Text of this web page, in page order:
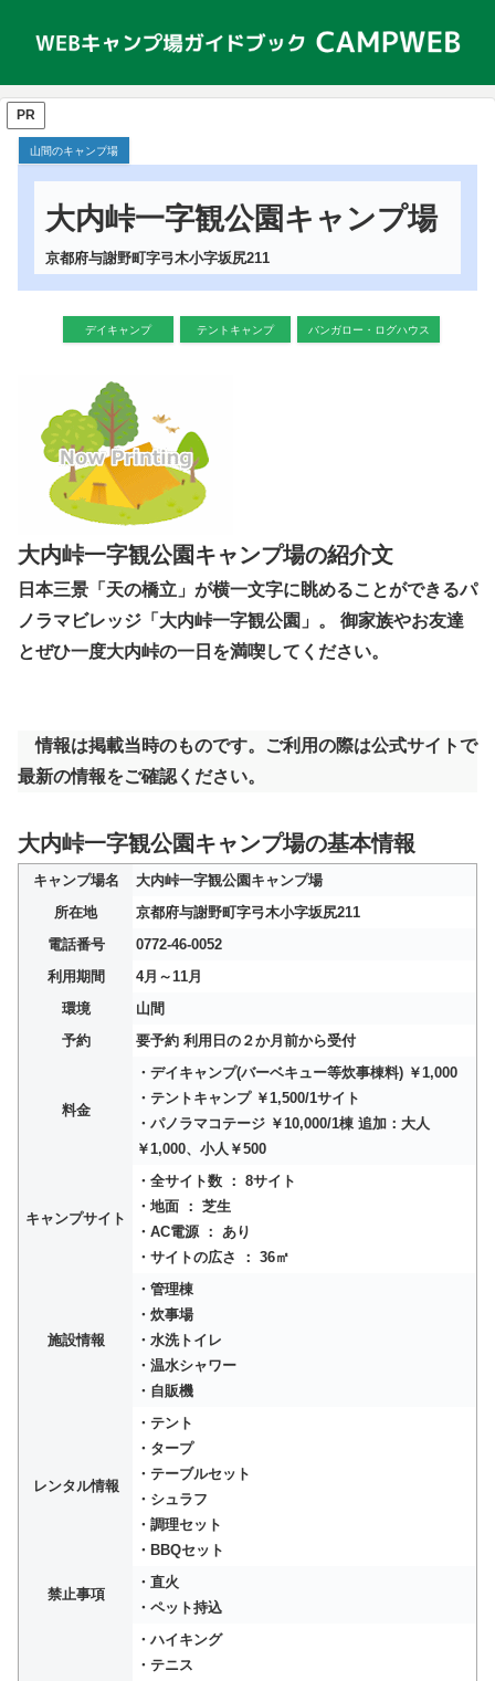
PR
山間のキャンプ場
大内峠一字観公園キャンプ場
京都府与謝野町字弓木小字坂尻211
デイキャンプ テントキャンプ バンガロー・ログハウス
大内峠一字観公園キャンプ場の紹介文
日本三景「天の橋立」が横一文字に眺めることができるパ
ノラマビレッジ「大内峠一字観公園」。 御家族やお友達
とぜひ一度大内峠の一日を満喫してください。
情報は掲載当時のものです。ご利用の際は公式サイトで
最新の情報をご確認ください。
大内峠一字観公園キャンプ場の基本情報
キャンプ場名
大内峠一字観公園キャンプ場
所在地
京都府与謝野町字弓木小字坂尻211
電話番号
0772-46-0052
利用期間
4月～11月
環境
山間
予約
要予約 利用日の２か月前から受付
料金
・デイキャンプ(バーベキュー等炊事棟料) ￥1,000
・テントキャンプ ￥1,500/1サイト
・パノラマコテージ ￥10,000/1棟 追加：大人
￥1,000、小人￥500
キャンプサイト
・全サイト数 ： 8サイト
・地面 ： 芝生
・AC電源 ： あり
・サイトの広さ ： 36㎡
施設情報
・管理棟
・炊事場
・水洗トイレ
・温水シャワー
・自販機
レンタル情報
・テント
・タープ
・テーブルセット
・シュラフ
・調理セット
・BBQセット
禁止事項
・直火
・ペット持込
・ハイキング
・テニス